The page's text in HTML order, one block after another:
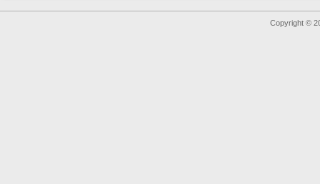
Copyright ©